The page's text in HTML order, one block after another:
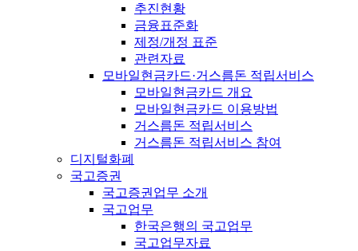
추진현황
금융표준화
제정/개정 표준
관련자료
모바일현금카드·거스름돈 적립서비스
모바일현금카드 개요
모바일현금카드 이용방법
거스름돈 적립서비스
거스름돈 적립서비스 참여
디지털화폐
국고증권
국고증권업무 소개
국고업무
한국은행의 국고업무
국고업무자료